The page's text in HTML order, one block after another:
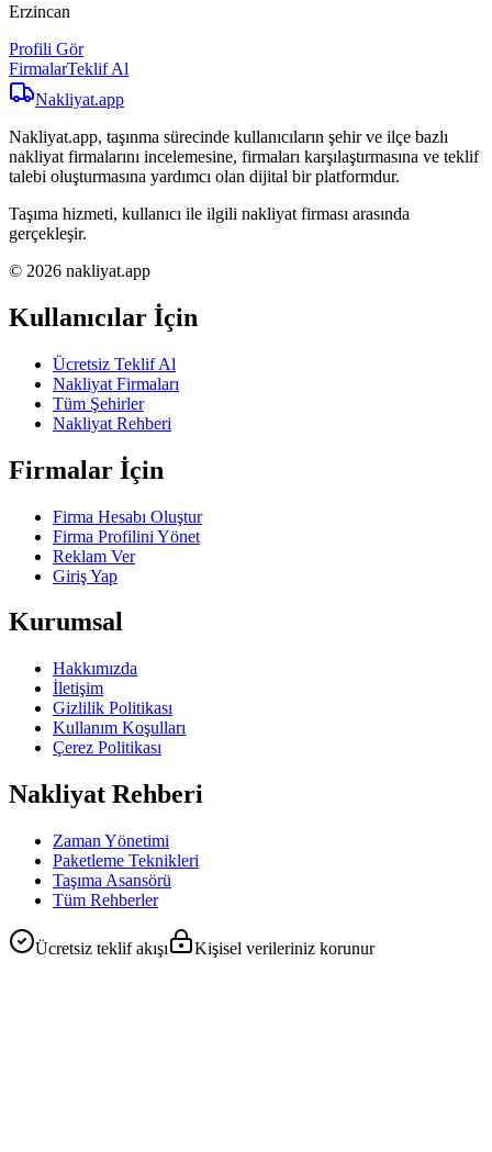
Erzincan
Profili Gör
FirmalarTeklif Al
Nakliyat.app
Nakliyat.app, taşınma sürecinde kullanıcıların şehir ve ilçe bazlı
nakliyat firmalarını incelemesine, firmaları karşılaştırmasına ve teklif
talebi oluşturmasına yardımcı olan dijital bir platformdur.
Taşıma hizmeti, kullanıcı ile ilgili nakliyat firması arasında
gerçekleşir.
© 2026 nakliyat.app
Kullanıcılar İçin
Ücretsiz Teklif Al
Nakliyat Firmaları
Tüm Şehirler
Nakliyat Rehberi
Firmalar İçin
Firma Hesabı Oluştur
Firma Profilini Yönet
Reklam Ver
Giriş Yap
Kurumsal
Hakkımızda
İletişim
Gizlilik Politikası
Kullanım Koşulları
Çerez Politikası
Nakliyat Rehberi
Zaman Yönetimi
Paketleme Teknikleri
Taşıma Asansörü
Tüm Rehberler
Ücretsiz teklif akışı Kişisel verileriniz korunur